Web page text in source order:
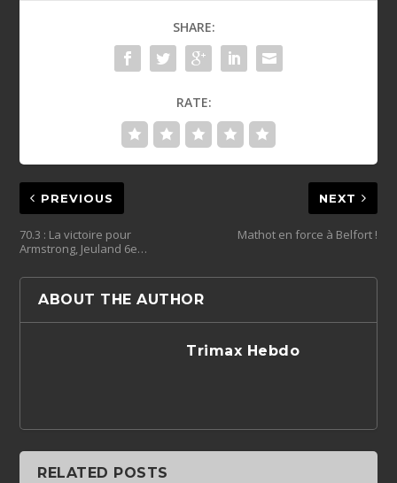
SHARE:
RATE:
PREVIOUS
70.3 : La victoire pour
Armstrong, Jeuland 6e…
NEXT
Mathot en force à Belfort !
ABOUT THE AUTHOR
Trimax Hebdo
RELATED POSTS